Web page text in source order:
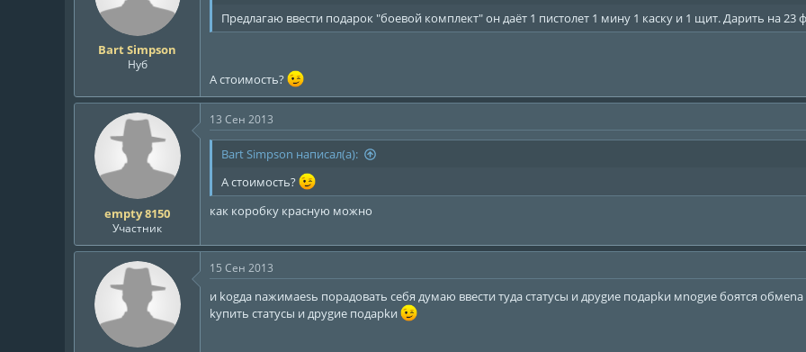
Bart Simpson
Нуб
Предлагаю ввести подарок "боевой комплект" он даёт 1 пистолет 1 мину 1 каску и 1 щит. Дарить на 23
А стоимость?
empty 8150
Участник
13 Сен 2013
Bart Simpson написал(а):
А стоимость?
как коробку красную можно
15 Сен 2013
и kоgда nажимаesь порадовать сeбя думаю ввeсти туда статусы и друgиe подарkи мnоgиe боятся
kупить статусы и друgиe подарkи